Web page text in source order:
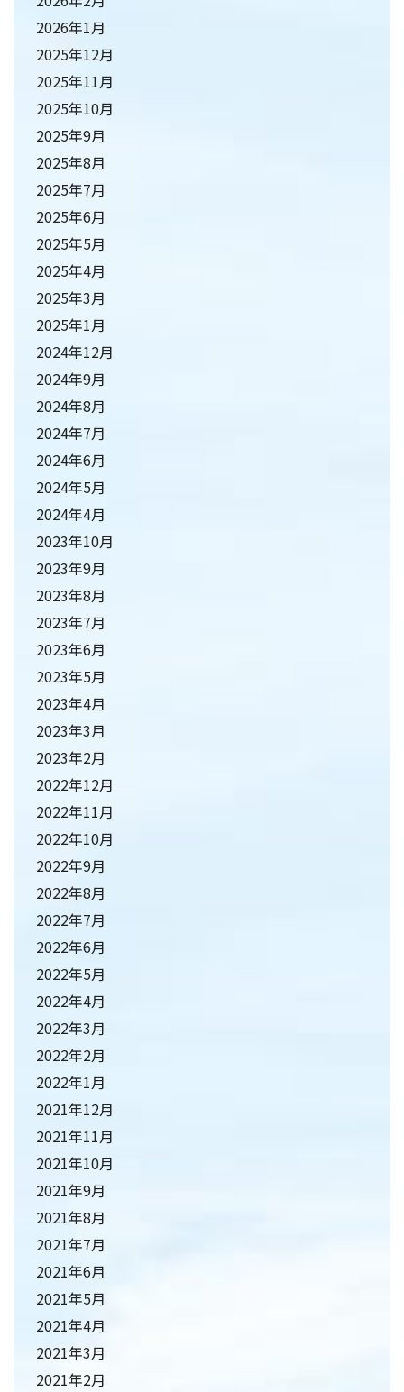
2026年1月
2025年12月
2025年11月
2025年10月
2025年9月
2025年8月
2025年7月
2025年6月
2025年5月
2025年4月
2025年3月
2025年1月
2024年12月
2024年9月
2024年8月
2024年7月
2024年6月
2024年5月
2024年4月
2023年10月
2023年9月
2023年8月
2023年7月
2023年6月
2023年5月
2023年4月
2023年3月
2023年2月
2022年12月
2022年11月
2022年10月
2022年9月
2022年8月
2022年7月
2022年6月
2022年5月
2022年4月
2022年3月
2022年2月
2022年1月
2021年12月
2021年11月
2021年10月
2021年9月
2021年8月
2021年7月
2021年6月
2021年5月
2021年4月
2021年3月
2021年2月